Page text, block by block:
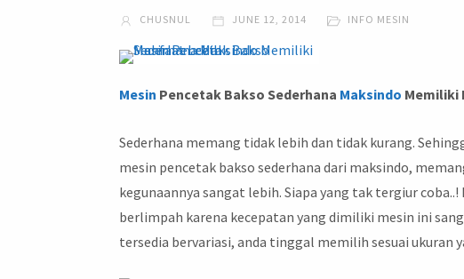
CHUSNUL JUNE 12, 2014 INFO MESIN
Mesin Pencetak Bakso Sederhana Maksindo Memiliki
Sederhana memang tidak lebih dan tidak kurang.
mesin pencetak bakso sederhana dari maksindo,
kegunaannya sangat lebih. Siapa yang tak tergiur
berlimpah karena kecepatan yang dimiliki mesin ini
tersedia bervariasi, anda tinggal memilih sesuai ukuran